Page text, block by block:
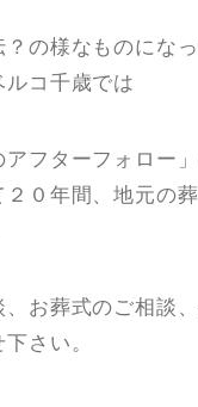
の様なものにな
ルコ千歳では
アフターフォロー
２０年間、地元の
、お葬式のご相談
さい。